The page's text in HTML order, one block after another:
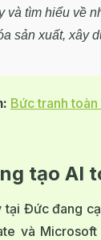
và tìm hiểu về
sản xuất, xây
Bức tranh
tạo AI
tại Đức đang
và